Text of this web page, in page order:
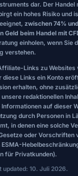
dar. Der Handel
ein hohes Risiko und
zwischen 74%
Geld beim Handel mit
einholen, wenn Sie
verstehen.
Links zu
diese Links ein Konto
erhalten, ohne
redaktionellen
auf dieser
durch Personen in
in denen eine solche
oder Vorschriften
für Privatkunden).
10. Juli 2026.